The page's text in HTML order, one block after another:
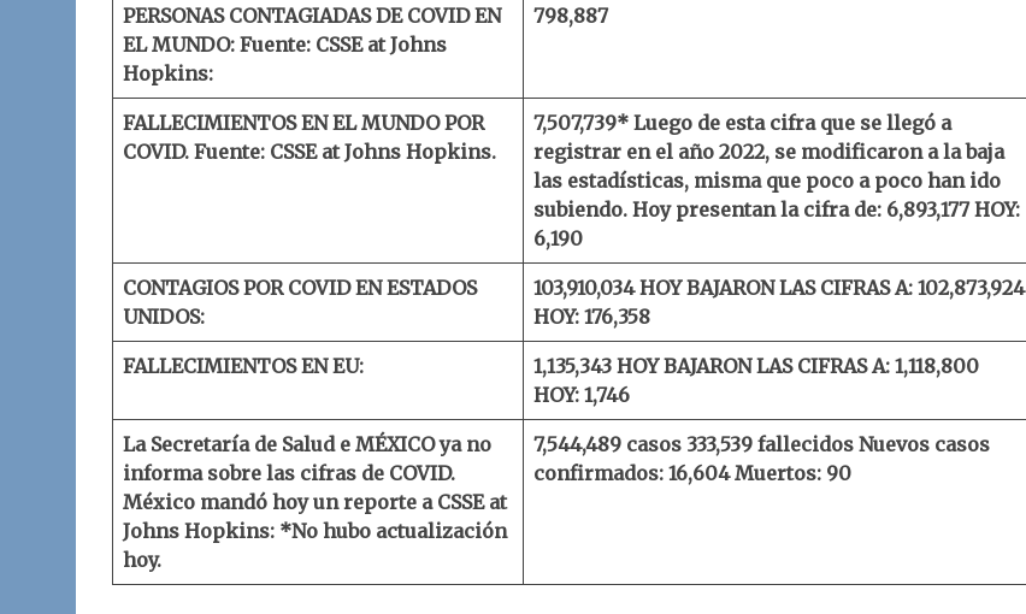
PERSONAS CONTAGIADAS DE COVID EN
EL MUNDO: Fuente: CSSE at Johns
Hopkins:
798,887
FALLECIMIENTOS EN EL MUNDO POR
COVID. Fuente: CSSE at Johns Hopkins.
7,507,739* Luego de esta cifra que se llegó a
registrar en el año 2022, se modificaron a la baja
las estadísticas, misma que poco a poco han ido
subiendo. Hoy presentan la cifra de: 6,893,177 HOY:
6,190
CONTAGIOS POR COVID EN ESTADOS
UNIDOS:
103,910,034 HOY BAJARON LAS CIFRAS A: 102,873,924
HOY: 176,358
FALLECIMIENTOS EN EU: 1,135,343 HOY BAJARON LAS CIFRAS A: 1,118,800
HOY: 1,746
La Secretaría de Salud e MÉXICO ya no
informa sobre las cifras de COVID.
México mandó hoy un reporte a CSSE at
Johns Hopkins: *No hubo actualización
hoy.
7,544,489 casos 333,539 fallecidos Nuevos casos
confirmados: 16,604 Muertos: 90